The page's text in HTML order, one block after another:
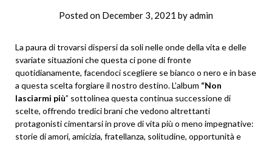
Posted on December 3, 2021 byadmin
La paura di trovarsi dispersi da soli nelle onde della vita e delle
svariate situazioni che questa ci pone di fronte
quotidianamente, facendoci scegliere se bianco o nero e in base
a questa scelta forgiare il nostro destino. L’album “Non
lasciarmi più” sottolinea questa continua successione di
scelte, offrendo tredici brani che vedono altrettanti
protagonisti cimentarsi in prove di vita più o meno impegnative:
storie di amori, amicizia, fratellanza, solitudine, opportunità e